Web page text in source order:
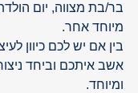
בר/בת מצווה, יום
מיוחד אחר.
בין אם יש לכם כיוון
אשב איתכם וביחד
ומיוחד.